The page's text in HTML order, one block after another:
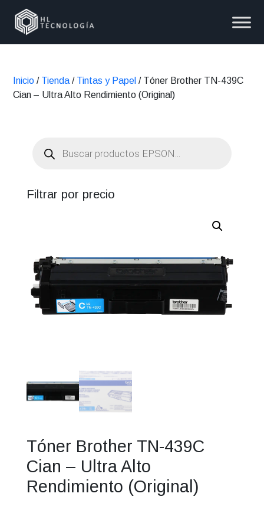
Inicio / Tienda / Tintas y Papel / Tóner Brother TN-439C
Cian – Ultra Alto Rendimiento (Original)
productos
Filtrar por precio
Tóner Brother TN-439C
Cian – Ultra Alto
Rendimiento (Original)